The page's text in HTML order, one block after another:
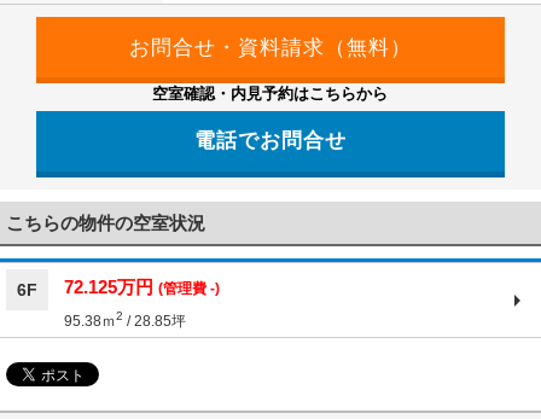
空室確認・内見予約はこちらから
電話でお問合せ
03-5956-4004
こちらの物件の空室状況
6F 72.125万円(管理費 -)
95.38ｍ2 / 28.85坪